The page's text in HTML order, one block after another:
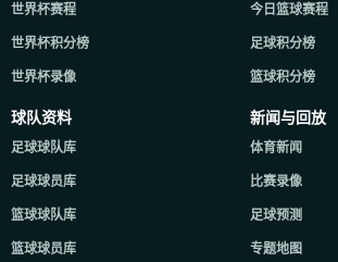
世界杯赛程
世界杯积分榜
世界杯录像
今日篮球赛程
足球积分榜
篮球积分榜
球队资料
足球球队库
足球球员库
篮球球队库
篮球球员库
新闻与回放
体育新闻
比赛录像
足球预测
专题地图